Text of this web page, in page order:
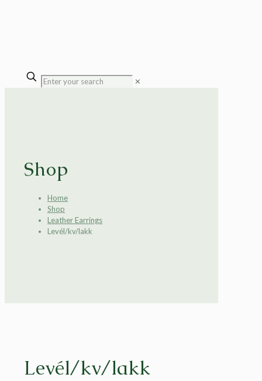
✕
Shop
Home
Shop
Leather Earrings
Levél/kv/lakk
Levél/kv/lakk